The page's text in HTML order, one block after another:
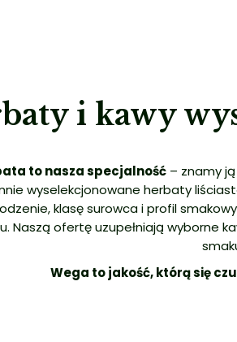
i kawy
to nasza specjalność – znamy
wyselekcjonowane herbaty
klasę surowca i profil
Naszą ofertę uzupełniają wyborne
Wega to jakość, którą się